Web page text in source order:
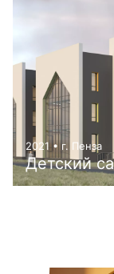
2021 • г. Пенза
Детский